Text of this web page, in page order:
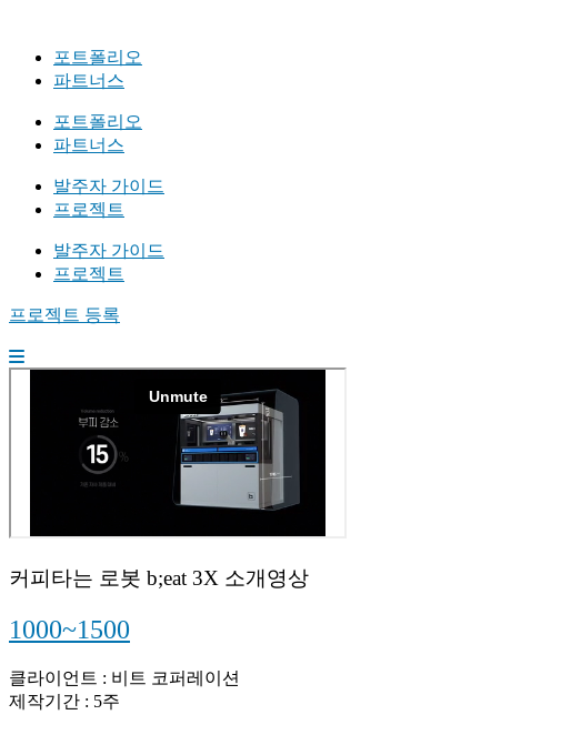
포트폴리오
파트너스
포트폴리오
파트너스
발주자 가이드
프로젝트
발주자 가이드
프로젝트
프로젝트 등록
커피타는 로봇 b;eat 3X 소개영상
1000~1500
클라이언트 : 비트 코퍼레이션
제작기간 : 5주